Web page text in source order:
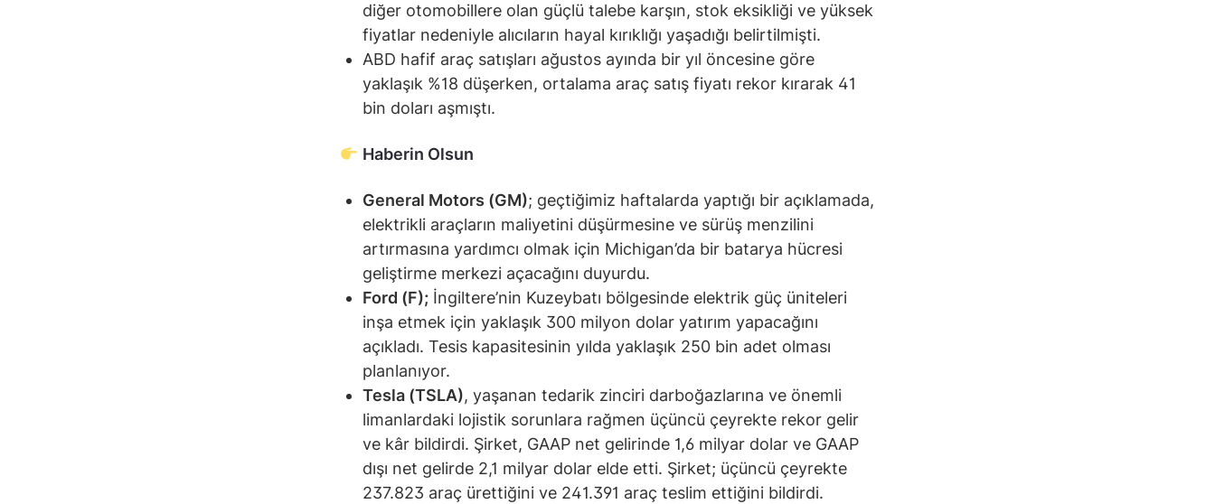
diğer otomobillere olan güçlü talebe karşın, stok eksikliği ve yüksek
fiyatlar nedeniyle alıcıların hayal kırıklığı yaşadığı belirtilmişti.
ABD hafif araç satışları ağustos ayında bir yıl öncesine göre
yaklaşık %18 düşerken, ortalama araç satış fiyatı rekor kırarak 41
bin doları aşmıştı.
Haberin Olsun
General Motors (GM); geçtiğimiz haftalarda yaptığı bir açıklamada,
elektrikli araçların maliyetini düşürmesine ve sürüş menzilini
artırmasına yardımcı olmak için Michigan’da bir batarya hücresi
geliştirme merkezi açacağını duyurdu.
Ford (F); İngiltere’nin Kuzeybatı bölgesinde elektrik güç üniteleri
inşa etmek için yaklaşık 300 milyon dolar yatırım yapacağını
açıkladı. Tesis kapasitesinin yılda yaklaşık 250 bin adet olması
planlanıyor.
Tesla (TSLA), yaşanan tedarik zinciri darboğazlarına ve önemli
limanlardaki lojistik sorunlara rağmen üçüncü çeyrekte rekor gelir
ve kâr bildirdi. Şirket, GAAP net gelirinde 1,6 milyar dolar ve GAAP
dışı net gelirde 2,1 milyar dolar elde etti. Şirket; üçüncü çeyrekte
237.823 araç ürettiğini ve 241.391 araç teslim ettiğini bildirdi.